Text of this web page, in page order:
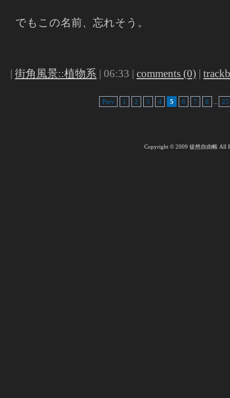
でもこの名前、忘れそう。
街角風景::植物系 | 06:33 | comments (0)
Prev 1 2 3 4 5 6 7 8 ... 25
Copyright © 2009 徒然自由帳 All